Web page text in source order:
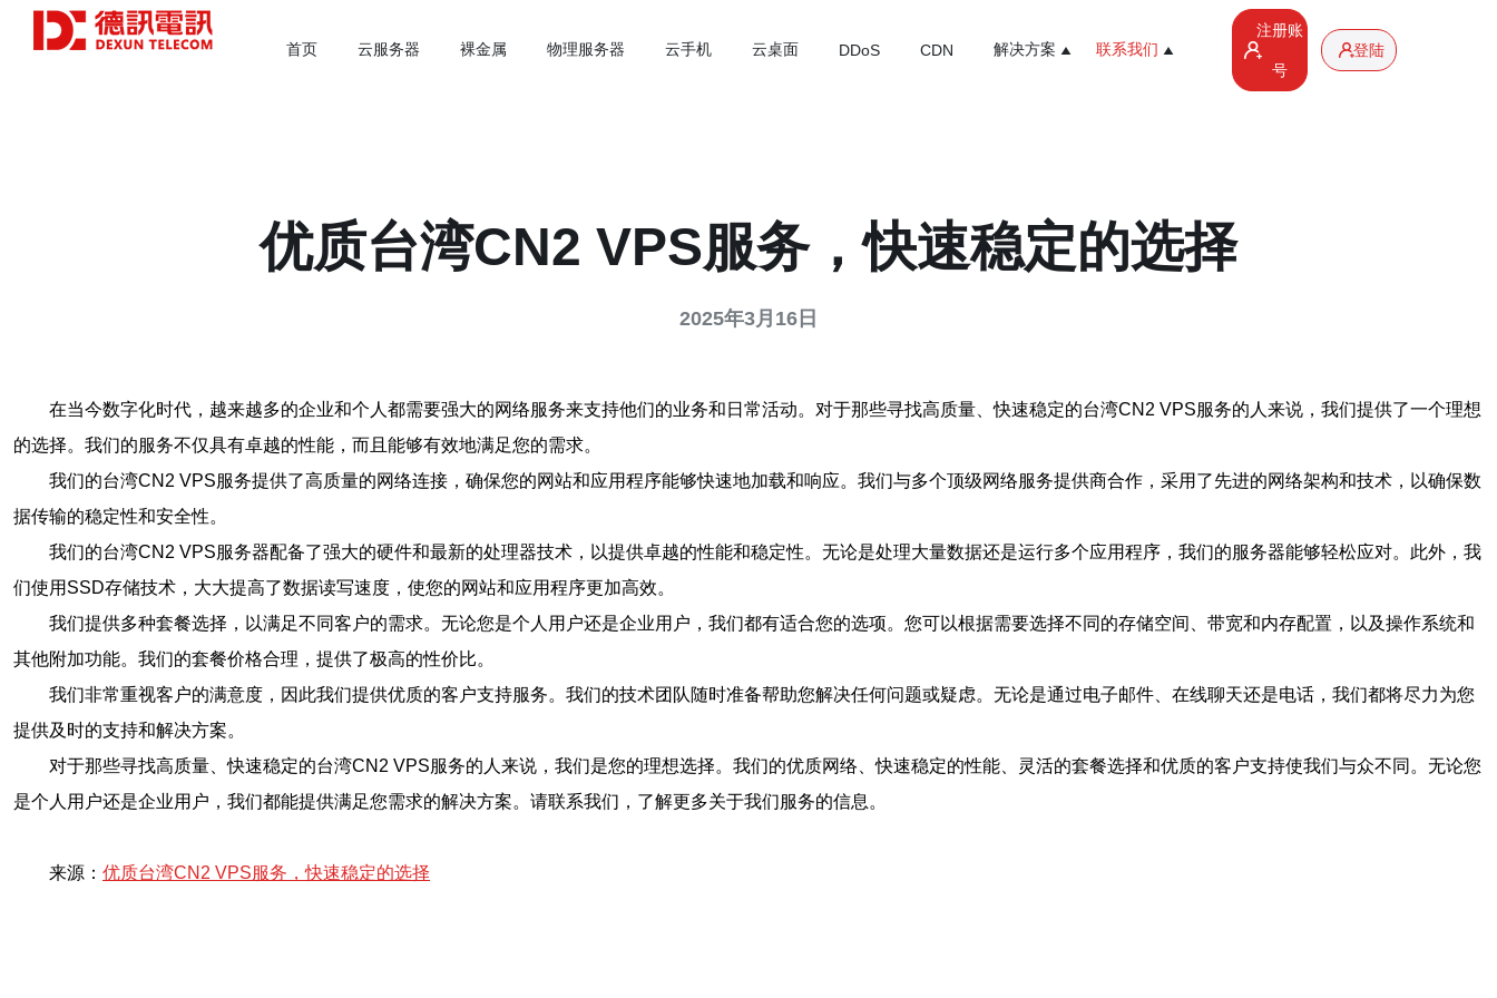
首页 云服务器 裸金属 物理服务器 云手机 云桌面 DDoS CDN 解决方案 联系我们
注册账
号
登陆
优质台湾CN2 VPS服务，快速稳定的选择
2025年3月16日
在当今数字化时代，越来越多的企业和个人都需要强大的网络服务来支持他们的业务和日常活动。对于那些寻找高质量、快速稳定的台湾CN2 VPS服务的人来说，我们提供了一个理想
的选择。我们的服务不仅具有卓越的性能，而且能够有效地满足您的需求。
我们的台湾CN2 VPS服务提供了高质量的网络连接，确保您的网站和应用程序能够快速地加载和响应。我们与多个顶级网络服务提供商合作，采用了先进的网络架构和技术，以确保数
据传输的稳定性和安全性。
我们的台湾CN2 VPS服务器配备了强大的硬件和最新的处理器技术，以提供卓越的性能和稳定性。无论是处理大量数据还是运行多个应用程序，我们的服务器能够轻松应对。此外，我
们使用SSD存储技术，大大提高了数据读写速度，使您的网站和应用程序更加高效。
我们提供多种套餐选择，以满足不同客户的需求。无论您是个人用户还是企业用户，我们都有适合您的选项。您可以根据需要选择不同的存储空间、带宽和内存配置，以及操作系统和
其他附加功能。我们的套餐价格合理，提供了极高的性价比。
我们非常重视客户的满意度，因此我们提供优质的客户支持服务。我们的技术团队随时准备帮助您解决任何问题或疑虑。无论是通过电子邮件、在线聊天还是电话，我们都将尽力为您
提供及时的支持和解决方案。
对于那些寻找高质量、快速稳定的台湾CN2 VPS服务的人来说，我们是您的理想选择。我们的优质网络、快速稳定的性能、灵活的套餐选择和优质的客户支持使我们与众不同。无论您
是个人用户还是企业用户，我们都能提供满足您需求的解决方案。请联系我们，了解更多关于我们服务的信息。
来源： 优质台湾CN2 VPS服务，快速稳定的选择